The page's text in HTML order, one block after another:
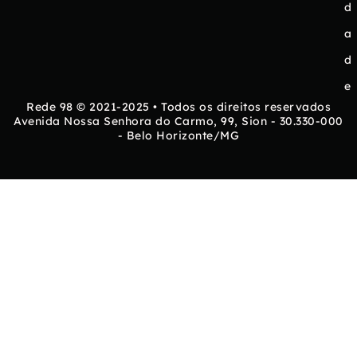
d
a
d
e
Rede 98 © 2021-2025 • Todos os direitos reservados
Avenida Nossa Senhora do Carmo, 99, Sion - 30.330-000
- Belo Horizonte/MG